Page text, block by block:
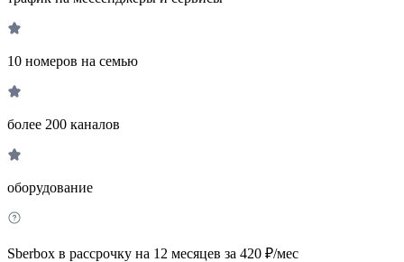
10 номеров на семью
более 200 каналов
оборудование
Sberbox в рассрочку на 12 месяцев за 420 ₽/мес